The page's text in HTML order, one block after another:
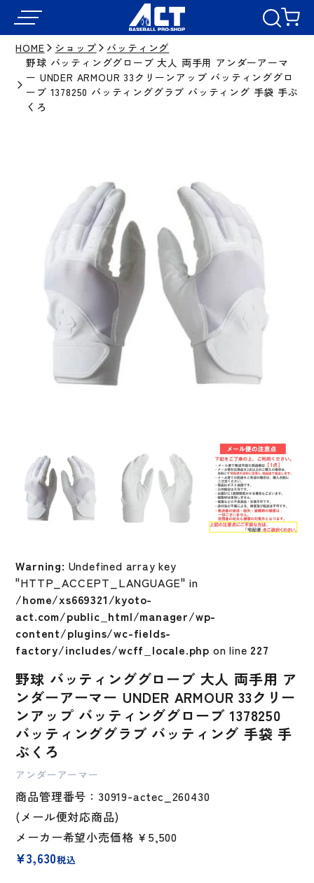
HOME ショップ
バッティング
野球 バッティンググローブ 大人 両手用 アンダーアーマ
ー UNDER ARMOUR 33クリーンアップ バッティンググロ
ーブ 1378250 バッティンググラブ バッティング 手袋 手ぶ
くろ
Warning: Undefined array key
"HTTP_ACCEPT_LANGUAGE" in
/home/xs669321/kyoto-
act.com/public_html/manager/wp-
content/plugins/wc-fields-
factory/includes/wcff_locale.php on line 227
野球 バッティンググローブ 大人 両手用 ア
ンダーアーマー UNDER ARMOUR 33クリー
ンアップ バッティンググローブ 1378250
バッティンググラブ バッティング 手袋 手
ぶくろ
アンダーアーマー
商品管理番号：30919-actec_260430
(メール便対応商品)
メーカー希望小売価格 ￥5,500
¥3,630税込